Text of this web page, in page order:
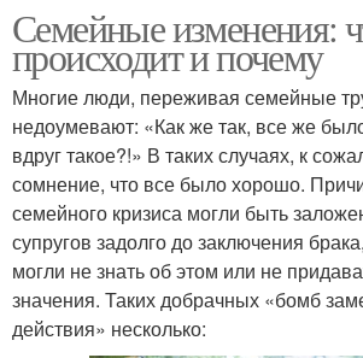
Семейные изменения:
происходит и почему
Многие люди, переживая семейные
недоумевают: «Как же так, все же
вдруг такое?!» В таких случаях, к
сомнение, что все было хорошо.
семейного кризиса могли быть
супругов задолго до заключения
могли не знать об этом или не
значения. Таких добрачных «бомб
действия» несколько: